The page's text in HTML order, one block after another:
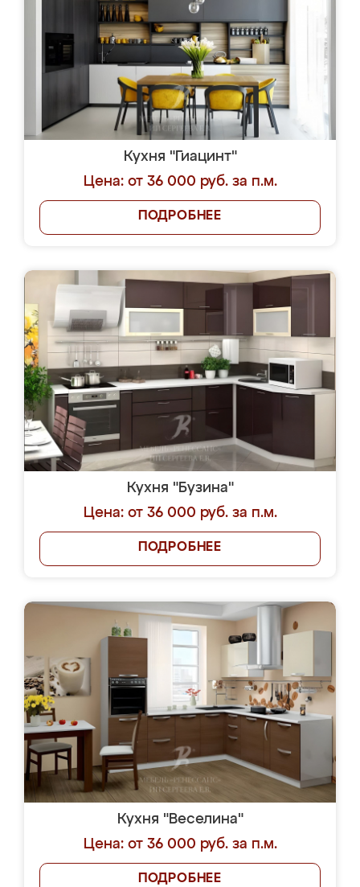
Кухня "Гиацинт"
Цена: от 36 000 руб. за п.м.
ПОДРОБНЕЕ
Кухня "Бузина"
Цена: от 36 000 руб. за п.м.
ПОДРОБНЕЕ
Кухня "Веселина"
Цена: от 36 000 руб. за п.м.
ПОДРОБНЕЕ